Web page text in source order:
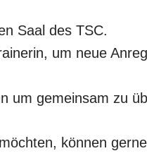
Saal des TSC.
um neue
um gemeinsam zu
können